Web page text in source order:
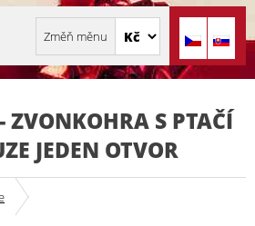
-ZVONKOHRA S PTAČÍ
JEDEN OTVOR